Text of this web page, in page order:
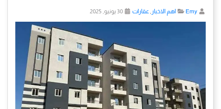
Emy اهم الاخبار ,عقارات